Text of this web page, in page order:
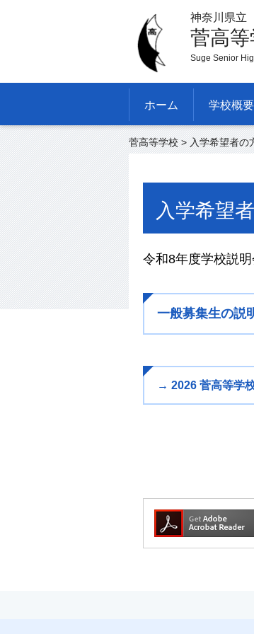
神奈川県立
菅高等
Suge Senior
ホーム 学校概要
菅高等学校> 入学希望者の
入学希望
令和8年度学校説
一般募集生の説
→ 2026 菅高等学